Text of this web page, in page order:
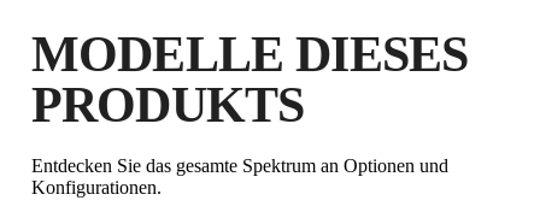
DURCH DIE REGISTRIERUNG
DIESES PRODUKTS IM RUBI CLUB
VERDIENEN SIE
RUBI PUNKTE
MODELLE DIESES
PRODUKTS
Entdecken Sie das gesamte Spektrum an Optionen und
Konfigurationen.